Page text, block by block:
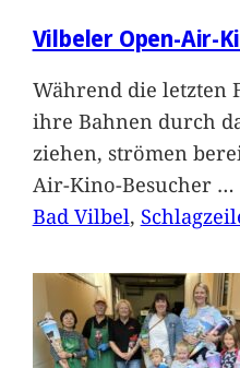
Vilbeler Open-Air-
Während die letzten
ihre Bahnen durch
ziehen, strömen
Air-Kino-Besucher …
Bad Vilbel,